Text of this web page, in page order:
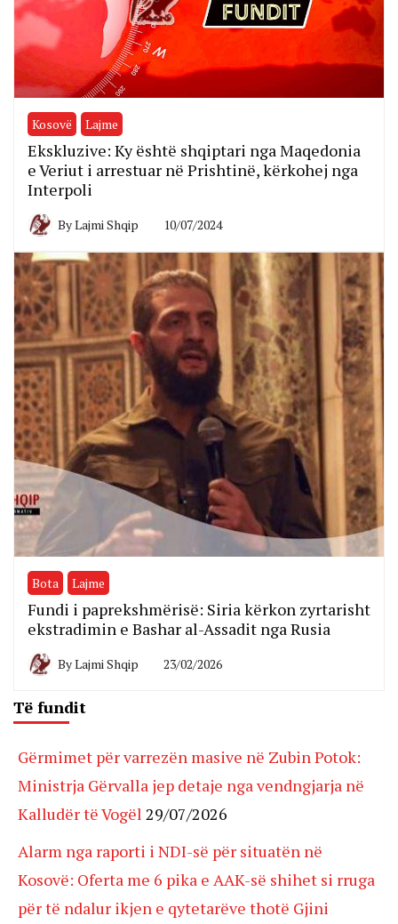
Kosovë Lajme
Ekskluzive: Ky është shqiptari nga Maqedonia
e Veriut i arrestuar në Prishtinë, kërkohej nga
Interpoli
ByLajmi Shqip 10/07/2024
Bota Lajme
Fundi i paprekshmërisë: Siria kërkon zyrtarisht
ekstradimin e Bashar al-Assadit nga Rusia
ByLajmi Shqip 23/02/2026
Të fundit
Gërmimet për varrezën masive në Zubin Potok:
Ministrja Gërvalla jep detaje nga vendngjarja në
Kalludër të Vogël 29/07/2026
Alarm nga raporti i NDI-së për situatën në
Kosovë: Oferta me 6 pika e AAK-së shihet si rruga
për të ndalur ikjen e qytetarëve thotë Gjini